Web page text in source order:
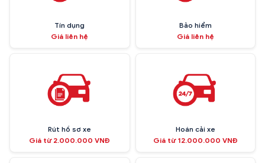
Tín dụng
Giá liên hệ
Bảo hiểm
Giá liên hệ
Rút hồ sơ xe
Giá từ 2.000.000 VNĐ
Hoán cải xe
Giá từ 12.000.000 VNĐ